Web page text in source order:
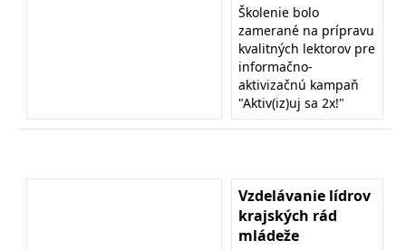
Školenie bolo
zamerané na prípravu
kvalitných lektorov pre
informačno-
aktivizačnú kampaň
"Aktiv(iz)uj sa 2x!"
Vzdelávanie lídrov
krajských rád
mládeže